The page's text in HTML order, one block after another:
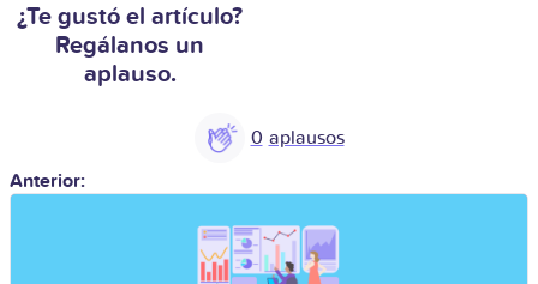
¿Te gustó el artículo?
Regálanos un
aplauso.
0
Anterior: